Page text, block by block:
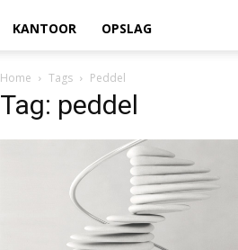
KANTOOR OPSLAG
Home Tags Peddel
Tag: peddel